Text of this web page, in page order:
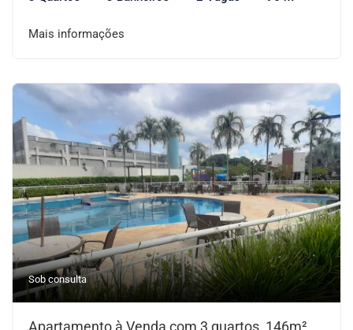
Mais informações
Sob consulta
Apartamento à Venda com 3 quartos, 146m²